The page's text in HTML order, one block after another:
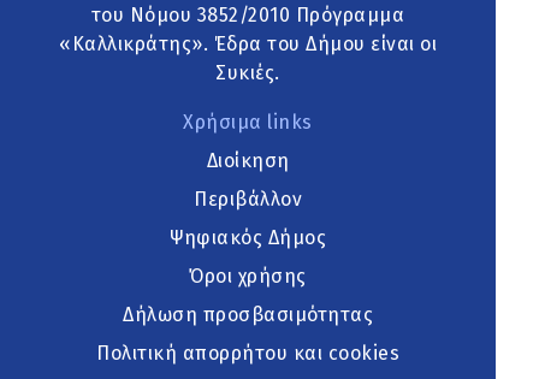
του Νόμου 3852/2010 Πρόγραμμα
«Καλλικράτης». Έδρα του Δήμου είναι οι
Συκιές.
Χρήσιμα links
Διοίκηση
Περιβάλλον
Ψηφιακός Δήμος
Όροι χρήσης
Δήλωση προσβασιμότητας
Πολιτική απορρήτου και cookies